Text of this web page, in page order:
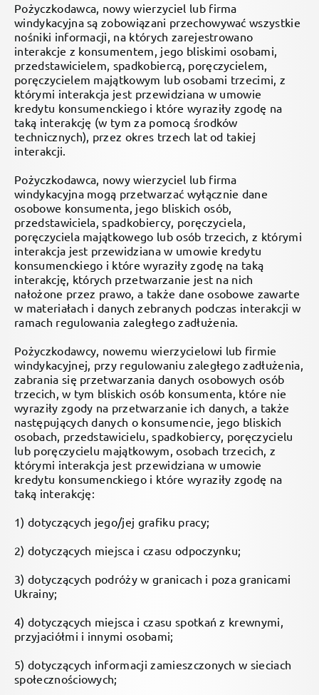
Pożyczkodawca, nowy wierzyciel lub firma
windykacyjna są zobowiązani przechowywać wszystkie
nośniki informacji, na których zarejestrowano
interakcje z konsumentem, jego bliskimi osobami,
przedstawicielem, spadkobiercą, poręczycielem,
poręczycielem majątkowym lub osobami trzecimi, z
którymi interakcja jest przewidziana w umowie
kredytu konsumenckiego i które wyraziły zgodę na
taką interakcję (w tym za pomocą środków
technicznych), przez okres trzech lat od takiej
interakcji.
Pożyczkodawca, nowy wierzyciel lub firma
windykacyjna mogą przetwarzać wyłącznie dane
osobowe konsumenta, jego bliskich osób,
przedstawiciela, spadkobiercy, poręczyciela,
poręczyciela majątkowego lub osób trzecich, z którymi
interakcja jest przewidziana w umowie kredytu
konsumenckiego i które wyraziły zgodę na taką
interakcję, których przetwarzanie jest na nich
nałożone przez prawo, a także dane osobowe zawarte
w materiałach i danych zebranych podczas interakcji w
ramach regulowania zaległego zadłużenia.
Pożyczkodawcy, nowemu wierzycielowi lub firmie
windykacyjnej, przy regulowaniu zaległego zadłużenia,
zabrania się przetwarzania danych osobowych osób
trzecich, w tym bliskich osób konsumenta, które nie
wyraziły zgody na przetwarzanie ich danych, a także
następujących danych o konsumencie, jego bliskich
osobach, przedstawicielu, spadkobiercy, poręczycielu
lub poręczycielu majątkowym, osobach trzecich, z
którymi interakcja jest przewidziana w umowie
kredytu konsumenckiego i które wyraziły zgodę na
taką interakcję:
1) dotyczących jego/jej grafiku pracy;
2) dotyczących miejsca i czasu odpoczynku;
3) dotyczących podróży w granicach i poza granicami
Ukrainy;
4) dotyczących miejsca i czasu spotkań z krewnymi,
przyjaciółmi i innymi osobami;
5) dotyczących informacji zamieszczonych w sieciach
społecznościowych;